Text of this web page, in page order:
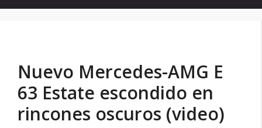
Nuevo Mercedes-AMG E
63 Estate escondido en
rincones oscuros (video)